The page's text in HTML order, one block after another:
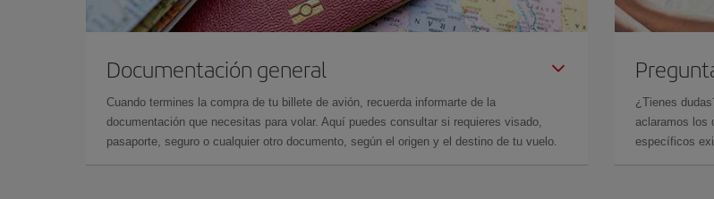
Documentación general
Cuando termines la compra de tu billete de avión, recuerda informarte de la
documentación que necesitas para volar. Aquí puedes consultar si requieres visado,
pasaporte, seguro o cualquier otro documento, según el origen y el destino de tu vuelo.
¿Tienes
aclaramos los
específicos